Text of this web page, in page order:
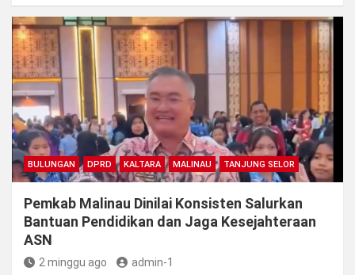
BULUNGAN DPRD KALTARA MALINAU TANJUNG SELOR
Pemkab Malinau Dinilai Konsisten Salurkan
Bantuan Pendidikan dan Jaga Kesejahteraan
ASN
2 minggu ago admin-1